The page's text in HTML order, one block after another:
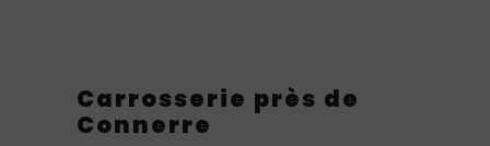
Carrosserie près de
Connerre